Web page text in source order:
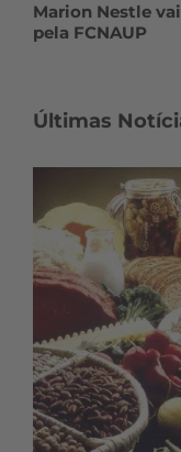
Marion Nestle
pela FCNAUP
Últimas